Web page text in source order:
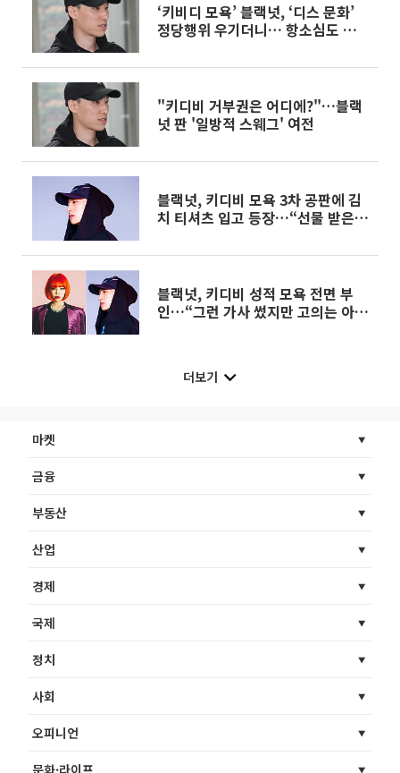
‘키비디 모욕’ 블랙넛, ‘디스 문화’
정당행위 우기더니… 항소심도 유죄
"키디비 거부권은 어디에?"…블랙
넛 판 '일방적 스웨그' 여전
블랙넛, 키디비 모욕 3차 공판에 김
치 티셔츠 입고 등장…“선물 받은
블랙넛, 키디비 성적 모욕 전면 부
인…“그런 가사 썼지만 고의는 아니
더보기
마켓
금융
부동산
산업
경제
국제
정치
사회
오피니언
문화·라이프